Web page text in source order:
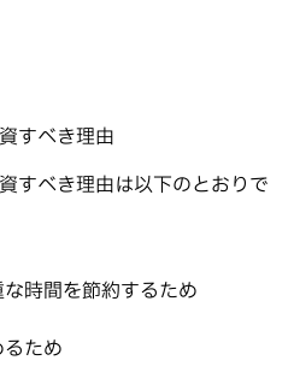
すべき理由
すべき理由は以下のとおりで
時間を節約するため
ため